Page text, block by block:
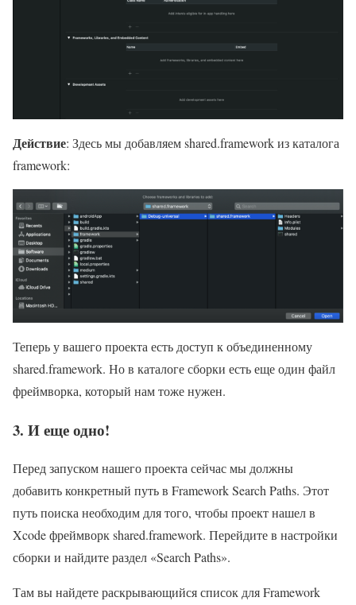
Действие: Здесь мы добавляем shared.framework из каталога
framework:
Теперь у вашего проекта есть доступ к объединенному
shared.framework. Но в каталоге сборки есть еще один файл
фреймворка, который нам тоже нужен.
3. И еще одно!
Перед запуском нашего проекта сейчас мы должны
добавить конкретный путь в Framework Search Paths. Этот
путь поиска необходим для того, чтобы проект нашел в
Xcode фреймворк shared.framework. Перейдите в настройки
сборки и найдите раздел «Search Paths».
Там вы найдете раскрывающийся список для Framework